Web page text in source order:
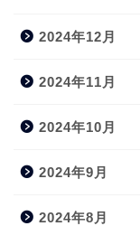
2024年12月
2024年11月
2024年10月
2024年9月
2024年8月